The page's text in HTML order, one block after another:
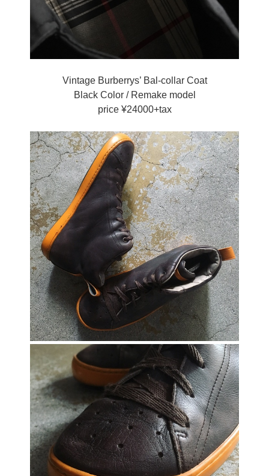
Vintage Burberrys’ Bal-collar Coat
Black Color / Remake model
price ¥24000+tax